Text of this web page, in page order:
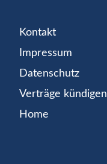
Kontakt
Impressum
Datenschutz
Verträge kündigen
Home